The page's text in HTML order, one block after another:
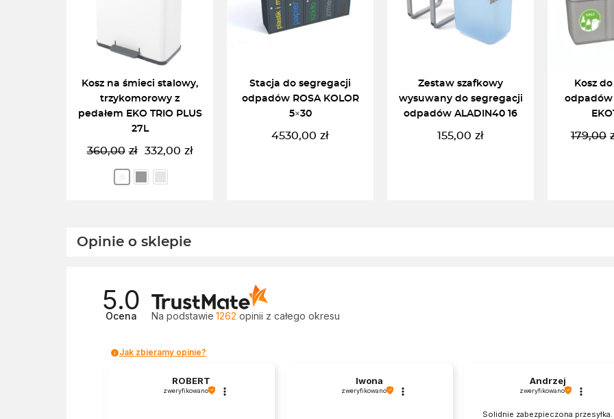
Kosz na śmieci stalowy,
trzykomorowy z
pedałem EKO TRIO PLUS
27L
360,00 zł
Pierwotna
cena
wynosiła:
332,00 zł
Aktualna
cena
wynosi:
Stacja do segregacji
odpadów ROSA KOLOR
5×30
4530,00 zł
Zestaw szafkowy
wysuwany do segregacji
odpadów ALADIN40 16
155,00 zł
Kosz
odpadów
179,00
Opinie o sklepie
5.0
Ocena Na podstawie 1262 opinii z całego okresu
Jak zbieramy opinie?
ROBERT
zweryfikowano
Iwona
zweryfikowano
Andrzej
zweryfikowano
Solidnie zabezpieczona przesyłka.